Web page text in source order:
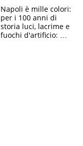
bigliettini
Napoli è mille colori:
per i 100 anni di
storia luci, lacrime e
fuochi d'artificio: De